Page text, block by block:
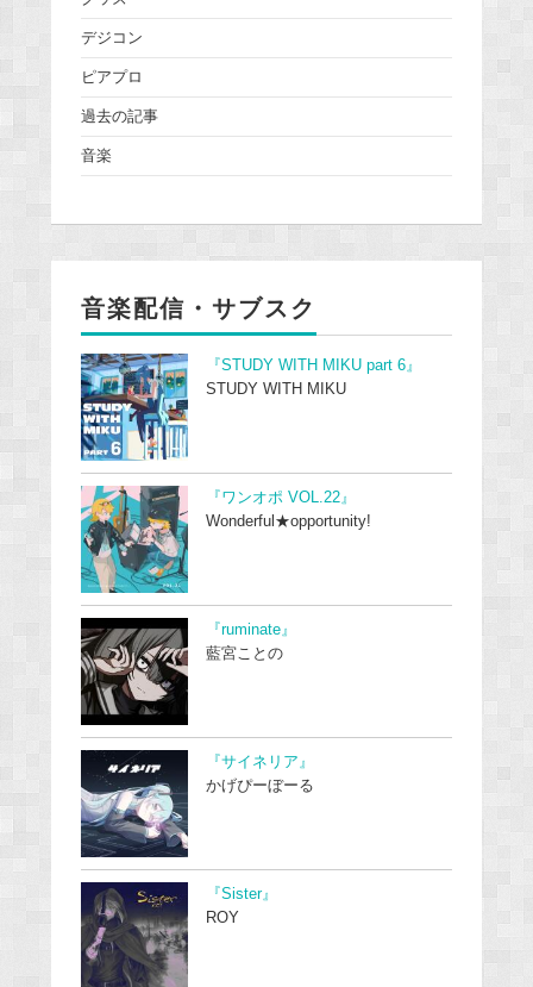
デジコン
ピアプロ
過去の記事
音楽
音楽配信・サブスク
『STUDY WITH MIKU part 6』
STUDY WITH MIKU
『ワンオポ VOL.22』
Wonderful★opportunity!
『ruminate』
藍宮ことの
『サイネリア』
かげぴーぼーる
『Sister』
ROY